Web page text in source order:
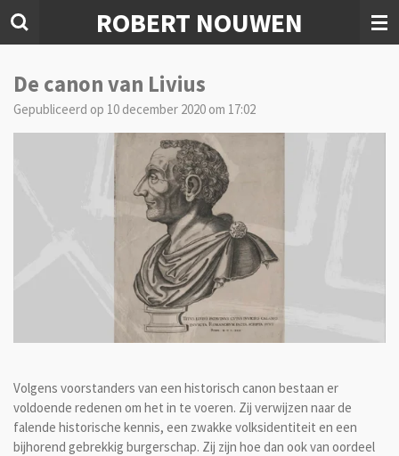
Ga
de
hoofdinhoud
ROBERT NOUWEN
De canon van Livius
Gepubliceerd op 10 december 2020 om 17:02
Volgens voorstanders van een historisch canon bestaan er
voldoende redenen om het in te voeren. Zij verwijzen naar de
falende historische kennis, een zwakke volksidentiteit en een
bijhorend gebrekkig burgerschap. Zij zijn hoe dan ook van oordeel